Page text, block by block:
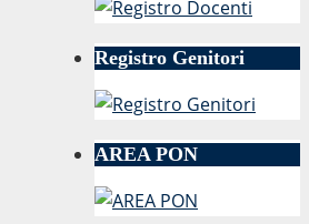
Registro Genitori
AREA PON